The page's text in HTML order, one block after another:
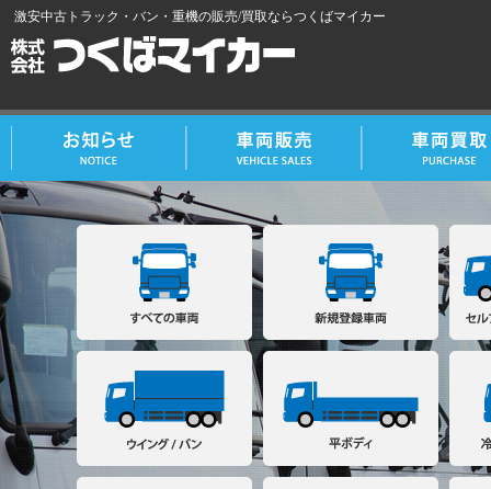
激安中古トラック・バン・重機の販売/買取ならつくばマイカー